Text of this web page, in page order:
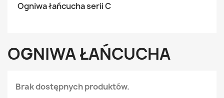
Ogniwa łańcucha serii C
OGNIWA ŁAŃCUCHA
Brak dostępnych produktów.